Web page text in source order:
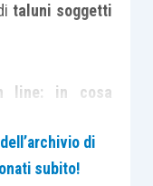
taluni soggetti
line: in cosa
assistenza on
di
subito!